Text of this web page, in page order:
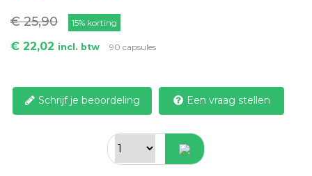
€ 25,90 15% korting
€ 22,02 incl. btw 90 capsules
Schrijf je beoordeling Een vraag stellen